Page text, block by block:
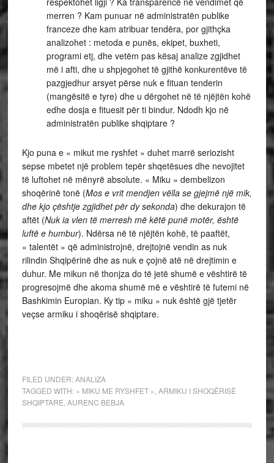
merren ? Kam punuar në administratën publike
franceze dhe kam atribuar tendëra, por gjithçka
analizohet : metoda e punës, ekipet, buxheti,
programi etj, dhe vetëm pas kësaj analize zgjidhet
më i afti, dhe u shpjegohet të gjithë konkurentëve të
pazgjedhur arsyet përse nuk e fituan tenderin
(mangësitë e tyre) dhe u dërgohet në të njëjtën kohë
edhe dosja e fituesit për ti bindur. Ndodh kjo në
administratën publike shqiptare ?
Kjo puna e « mikut me ryshfet » duhet marrë seriozisht
sepse mbetet një problem tepër shqetësues dhe nevojitet
të luftohet në mënyrë absolute. « Miku » dembelizon
shoqërinë tonë (Mos e vrit mendjen vëlla se gjejmë një mik,
dhe kjo çështje zgjidhet për dy sekonda) dhe dekurajon të
aftët (Nuk ia vlen të merresh më këtë punë motër, është
luftë e humbur). Ndërsa në të njëjtën kohë, të paaftët,
« talentët » që administrojnë, drejtojnë vendin as nuk
rilindin Shqipërinë dhe as nuk e çojnë atë në drejtimin e
duhur. Me mikun në thonjza do të jetë shumë e vështirë të
progresojmë dhe akoma shumë më e vështirë të futemi në
Bashkimin Europian. Ky tip « miku » nuk është gjë tjetër
veçse armiku i shoqërisë shqiptare.
FILED UNDER:ANALIZA
TAGGED WITH: « MIKU ME RYSHFET » ARMIKU I SHOQËRISË
SHQIPTARE AURENC BEBJA